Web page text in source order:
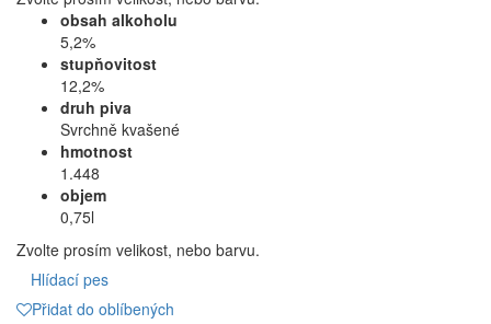
obsah alkoholu
5,2%
stupňovitost
12,2%
druh piva
Svrchně kvašené
hmotnost
1.448
objem
0,75l
Zvolte prosím velikost, nebo barvu.
Hlídací pes
Přidat do oblíbených